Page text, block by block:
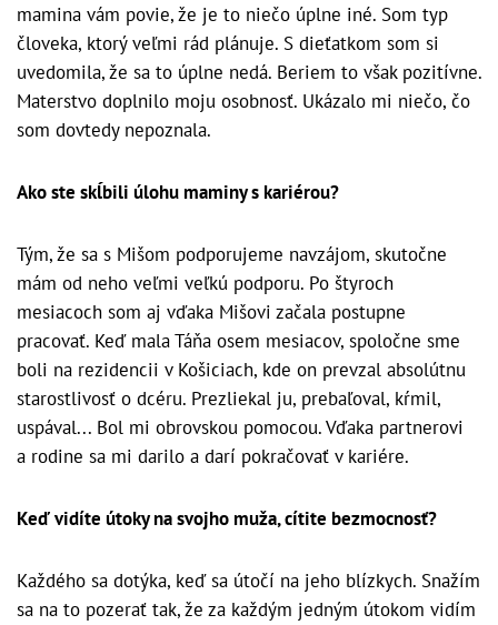
mamina vám povie, že je to niečo úplne iné. Som typ
človeka, ktorý veľmi rád plánuje. S dieťatkom som si
uvedomila, že sa to úplne nedá. Beriem to však pozitívne.
Materstvo doplnilo moju osobnosť. Ukázalo mi niečo, čo
som dovtedy nepoznala.
Ako ste skĺbili úlohu maminy s kariérou?
Tým, že sa s Mišom podporujeme navzájom, skutočne
mám od neho veľmi veľkú podporu. Po štyroch
mesiacoch som aj vďaka Mišovi začala postupne
pracovať. Keď mala Táňa osem mesiacov, spoločne sme
boli na rezidencii v Košiciach, kde on prevzal absolútnu
starostlivosť o dcéru. Prezliekal ju, prebaľoval, kŕmil,
uspával... Bol mi obrovskou pomocou. Vďaka partnerovi
a rodine sa mi darilo a darí pokračovať v kariére.
Keď vidíte útoky na svojho muža, cítite bezmocnosť?
Každého sa dotýka, keď sa útočí na jeho blízkych. Snažím
sa na to pozerať tak, že za každým jedným útokom vidím